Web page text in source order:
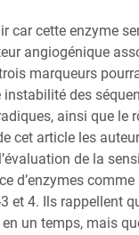
car cette enzyme
angiogénique
marqueurs
instabilité des
ainsi que le
cet article les
de la
d’enzymes
et 4. Ils rappellent
un temps, mais